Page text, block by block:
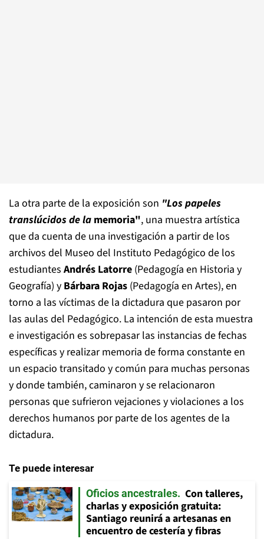
La otra parte de la exposición son "Los papeles
translúcidos de la memoria", una muestra artística
que da cuenta de una investigación a partir de los
archivos del Museo del Instituto Pedagógico de los
estudiantes Andrés Latorre (Pedagogía en Historia y
Geografía) y Bárbara Rojas (Pedagogía en Artes), en
torno a las víctimas de la dictadura que pasaron por
las aulas del Pedagógico. La intención de esta muestra
e investigación es sobrepasar las instancias de fechas
específicas y realizar memoria de forma constante en
un espacio transitado y común para muchas personas
y donde también, caminaron y se relacionaron
personas que sufrieron vejaciones y violaciones a los
derechos humanos por parte de los agentes de la
dictadura.
Te puede interesar
Oficios ancestrales
Con talleres,
charlas y exposición gratuita:
Santiago reunirá a artesanas en
encuentro de cestería y fibras